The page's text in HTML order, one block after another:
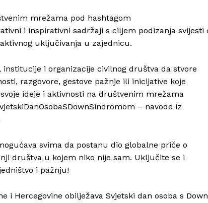
mrežama pod hashtagom
i inspirativni sadržaji s ciljem podizanja svijesti
uključivanja u zajednicu.
institucije i organizacije civilnog društva da stvore
razgovore, gestove pažnje ili inicijative koje
ideje i aktivnosti na društvenim mrežama
– navode iz
svima da postanu dio globalne priče o
društva u kojem niko nije sam. Uključite se i
i pažnju!
i Hercegovine obilježava Svjetski dan osoba s Down